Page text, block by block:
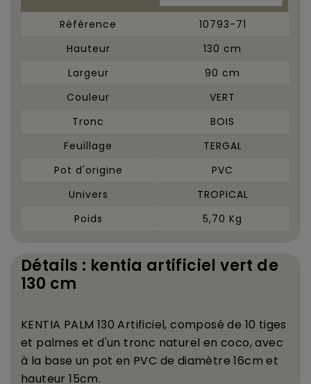
Référence
10793-71
Hauteur
130 cm
Largeur
90 cm
Couleur
VERT
Tronc
BOIS
Feuillage
TERGAL
Pot d'origine
PVC
Univers
TROPICAL
Poids
5,70 Kg
Détails : kentia artificiel vert de
130 cm
KENTIA PALM 130 Artificiel, composé de 10 tiges
et palmes et d'un tronc naturel en coco, avec
à la base un pot en PVC de diamètre 16cm et
hauteur 15cm.